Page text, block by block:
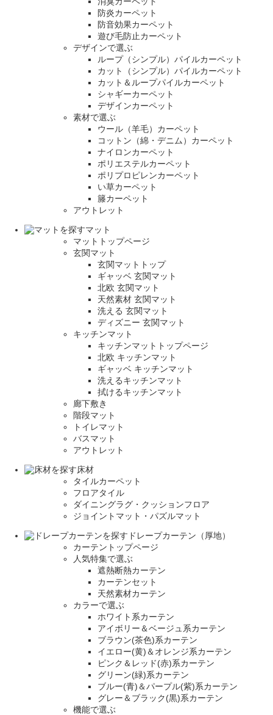
防炎カーペット
防音効果カーペット
遊び毛防止カーペット
デザインで選ぶ
ループ（シンプル）パイルカーペット
カット（シンプル）パイルカーペット
カット＆ループパイルカーペット
シャギーカーペット
デザインカーペット
素材で選ぶ
ウール（羊毛）カーペット
コットン（綿・デニム）カーペット
ナイロンカーペット
ポリエステルカーペット
ポリプロピレンカーペット
い草カーペット
籐カーペット
アウトレット
マット
マットトップページ
玄関マット
玄関マットトップ
ギャッベ 玄関マット
北欧 玄関マット
天然素材 玄関マット
洗える 玄関マット
ディズニー 玄関マット
キッチンマット
キッチンマットトップページ
北欧 キッチンマット
ギャッベ キッチンマット
洗えるキッチンマット
拭けるキッチンマット
廊下敷き
階段マット
トイレマット
バスマット
アウトレット
床材
タイルカーペット
フロアタイル
ダイニングラグ・クッションフロア
ジョイントマット・パズルマット
ドレープカーテン（厚地）
カーテントップページ
人気特集で選ぶ
遮熱断熱カーテン
カーテンセット
天然素材カーテン
カラーで選ぶ
ホワイト系カーテン
アイボリー＆ベージュ系カーテン
ブラウン(茶色)系カーテン
イエロー(黄)＆オレンジ系カーテン
ピンク＆レッド(赤)系カーテン
グリーン(緑)系カーテン
ブルー(青)＆パープル(紫)系カーテン
グレー＆ブラック(黒)系カーテン
機能で選ぶ